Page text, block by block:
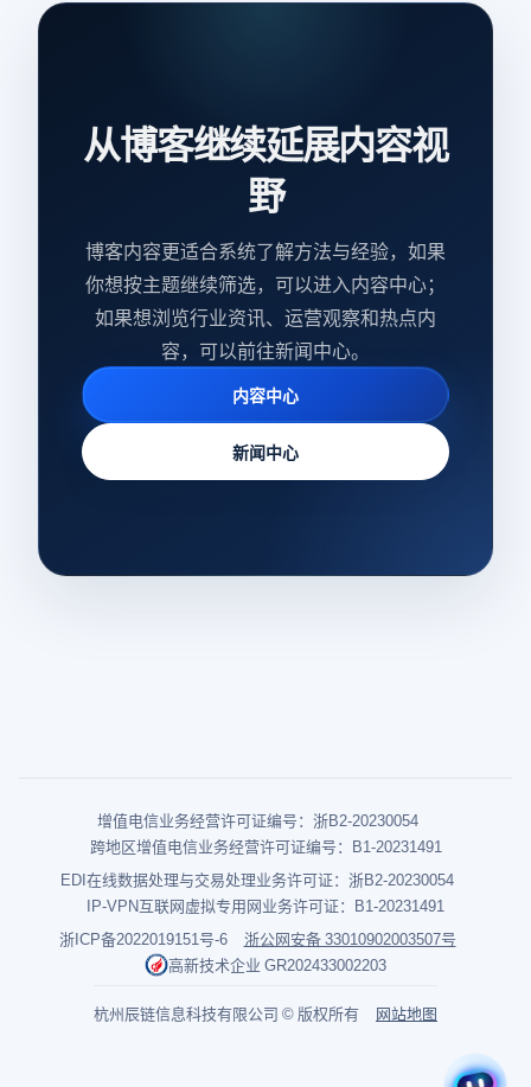
从博客继续延展内容视
野
博客内容更适合系统了解方法与经验，如果
你想按主题继续筛选，可以进入内容中心；
如果想浏览行业资讯、运营观察和热点内
容，可以前往新闻中心。
内容中心
新闻中心
增值电信业务经营许可证编号：浙B2-20230054
跨地区增值电信业务经营许可证编号：B1-20231491
EDI在线数据处理与交易处理业务许可证：浙B2-20230054
IP-VPN互联网虚拟专用网业务许可证：B1-20231491
浙ICP备2022019151号-6
浙公网安备 33010902003507号
高新技术企业 GR202433002203
杭州辰链信息科技有限公司 © 版权所有 网站地图